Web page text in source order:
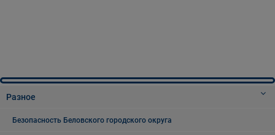
Разное
Безопасность Беловского городского округа